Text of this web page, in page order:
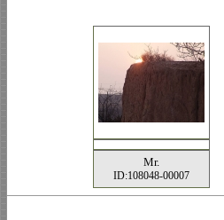
Mr.
ID:108048-00007